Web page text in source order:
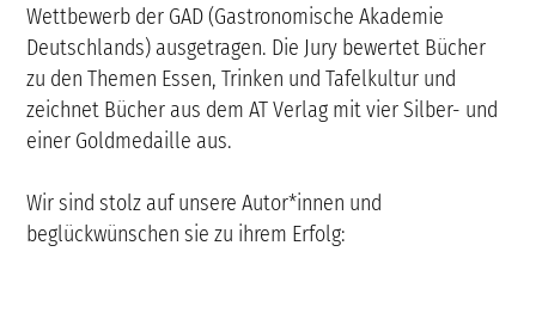
Wettbewerb der GAD (Gastronomische Akademie
Deutschlands) ausgetragen. Die Jury bewertet Bücher
zu den Themen Essen, Trinken und Tafelkultur und
zeichnet Bücher aus dem AT Verlag mit vier Silber- und
einer Goldmedaille aus.
Wir sind stolz auf unsere Autor*innen und
beglückwünschen sie zu ihrem Erfolg: